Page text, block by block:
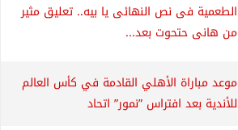
الطعمية فى نص النهائى يا بيه.. تعليق مثير
من هانى حتحوت بعد...
موعد مباراة الأهلي القادمة في كأس العالم
للأندية بعد افتراس ”نمور” اتحاد